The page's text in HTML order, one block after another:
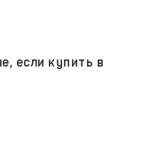
если купить в